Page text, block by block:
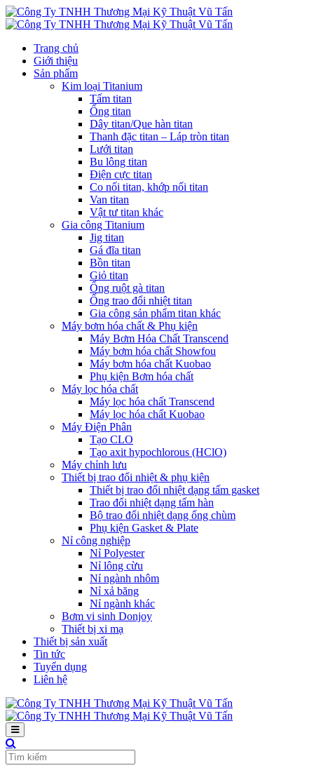
Trang chủ
Giới thiệu
Sản phẩm
Kim loại Titanium
Tấm titan
Ống titan
Dây titan/Que hàn titan
Thanh đặc titan – Láp tròn titan
Lưới titan
Bu lông titan
Điện cực titan
Co nối titan, khớp nối titan
Van titan
Vật tư titan khác
Gia công Titanium
Jig titan
Gá đĩa titan
Bồn titan
Giỏ titan
Ống ruột gà titan
Ống trao đổi nhiệt titan
Gia công sản phẩm titan khác
Máy bơm hóa chất & Phụ kiện
Máy Bơm Hóa Chất Transcend
Máy bơm hóa chất Showfou
Máy bơm hóa chất Kuobao
Phụ kiện Bơm hóa chất
Máy lọc hóa chất
Máy lọc hóa chất Transcend
Máy lọc hóa chất Kuobao
Máy Điện Phân
Tạo CLO
Tạo axit hypochlorous (HClO)
Máy chỉnh lưu
Thiết bị trao đổi nhiệt & phụ kiện
Thiết bị trao đổi nhiệt dạng tấm gasket
Trao đổi nhiệt dạng tấm hàn
Bộ trao đổi nhiệt dạng ống chùm
Phụ kiện Gasket & Plate
Nỉ công nghiệp
Nỉ Polyester
Nỉ lông cừu
Nỉ ngành nhôm
Nỉ xả băng
Nỉ ngành khác
Bơm vi sinh Donjoy
Thiết bị xi mạ
Thiết bị sản xuất
Tin tức
Tuyển dụng
Liên hệ